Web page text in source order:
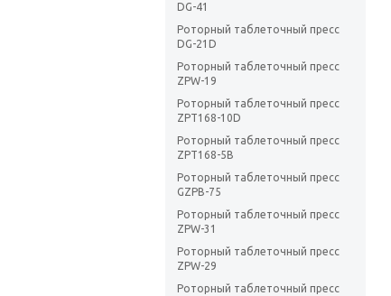
DG-41
Роторный таблеточный пресс
DG-21D
Роторный таблеточный пресс
ZPW-19
Роторный таблеточный пресс
ZPT168-10D
Роторный таблеточный пресс
ZPT168-5В
Роторный таблеточный пресс
GZPB-75
Роторный таблеточный пресс
ZPW-31
Роторный таблеточный пресс
ZPW-29
Роторный таблеточный пресс